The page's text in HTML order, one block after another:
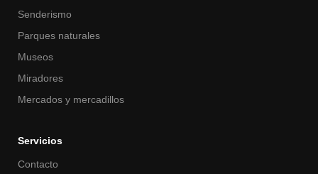
Senderismo
Parques naturales
Museos
Miradores
Mercados y mercadillos
Servicios
Contacto